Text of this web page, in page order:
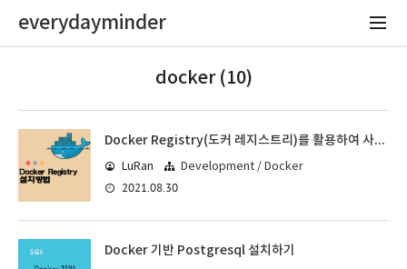
everydayminder
docker (10)
Docker Registry(도커 레지스트리)를 활용하여 사설 레지스트리 사용하기
LuRan Development / Docker
2021.08.30
Docker 기반 Postgresql 설치하기